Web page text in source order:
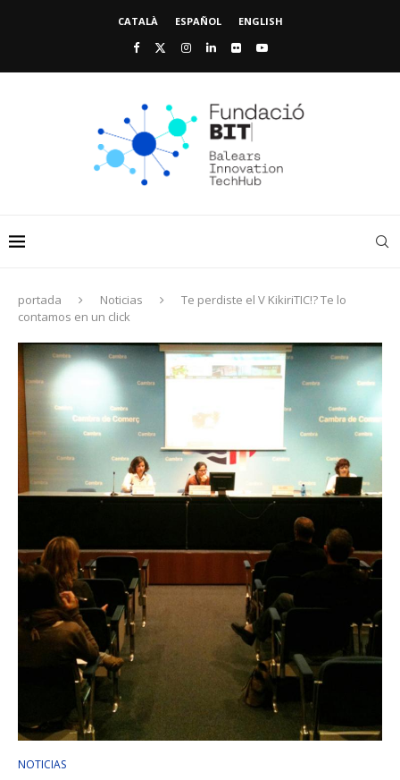
CATALÀ ESPAÑOL ENGLISH
portada Noticias
Te perdiste el V KikiriTIC!? Te lo
contamos en un click
NOTICIAS